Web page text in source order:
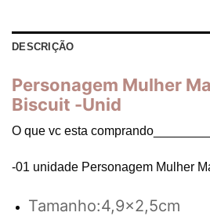
DESCRIÇÃO
Personagem Mulher
Biscuit -Unid
O que vc esta
-01 unidade Personagem Mulher
Tamanho:4,9×2,5cm